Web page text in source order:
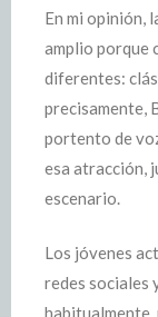
En mi opinión,
amplio porque
diferentes:
precisamente,
portento de
esa atracción,
escenario.
Los jóvenes
redes sociales